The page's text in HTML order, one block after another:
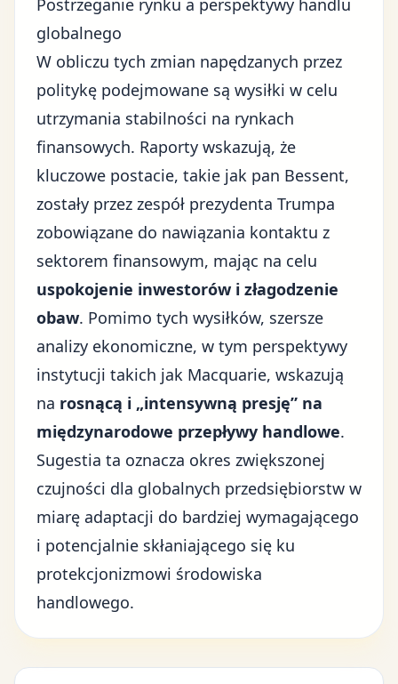
Postrzeganie rynku a perspektywy handlu
globalnego
W obliczu tych zmian napędzanych przez
politykę podejmowane są wysiłki w celu
utrzymania stabilności na rynkach
finansowych. Raporty wskazują, że
kluczowe postacie, takie jak pan Bessent,
zostały przez zespół prezydenta Trumpa
zobowiązane do nawiązania kontaktu z
sektorem finansowym, mając na celu
uspokojenie inwestorów i złagodzenie
obaw. Pomimo tych wysiłków, szersze
analizy ekonomiczne, w tym perspektywy
instytucji takich jak Macquarie, wskazują
na rosnącą i „intensywną presję” na
międzynarodowe przepływy handlowe.
Sugestia ta oznacza okres zwiększonej
czujności dla globalnych przedsiębiorstw w
miarę adaptacji do bardziej wymagającego
i potencjalnie skłaniającego się ku
protekcjonizmowi środowiska
handlowego.